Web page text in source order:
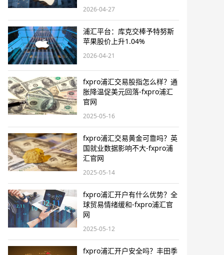
2026-04-27
浦汇平台：库克交棒予特努斯
苹果股价上升1.04%
2026-04-21
fxpro浦汇交易股指怎么样？通
胀降温促美元回落-fxpro浦汇
官网
2025-05-16
fxpro浦汇交易黄金可靠吗？英
国就业数据影响不大-fxpro浦
汇官网
2025-05-14
fxpro浦汇开户有什么优势？全
球贸易情绪缓和-fxpro浦汇官
网
2025-05-12
fxpro浦汇开户安全吗？丰田季